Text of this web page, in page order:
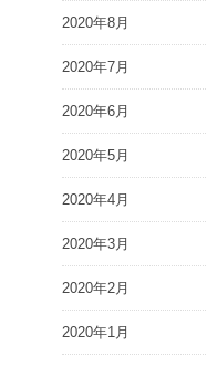
2020年8月
2020年7月
2020年6月
2020年5月
2020年4月
2020年3月
2020年2月
2020年1月